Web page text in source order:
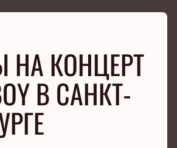
НА КОНЦЕРТ
В САНКТ-